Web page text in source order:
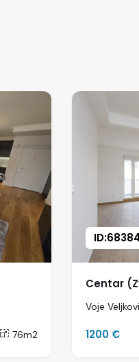
76m2
Centar
Voje
1200 €